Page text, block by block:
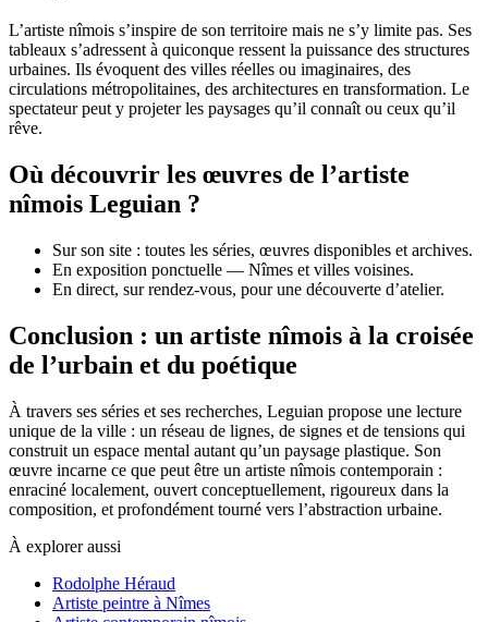
L’artiste nîmois s’inspire de son territoire mais ne s’y limite pas. Ses
tableaux s’adressent à quiconque ressent la puissance des structures
urbaines. Ils évoquent des villes réelles ou imaginaires, des
circulations métropolitaines, des architectures en transformation. Le
spectateur peut y projeter les paysages qu’il connaît ou ceux qu’il
rêve.
Où découvrir les œuvres de l’artiste
nîmois Leguian ?
Sur son site : toutes les séries, œuvres disponibles et archives.
En exposition ponctuelle — Nîmes et villes voisines.
En direct, sur rendez-vous, pour une découverte d’atelier.
Conclusion : un artiste nîmois à la croisée
de l’urbain et du poétique
À travers ses séries et ses recherches, Leguian propose une lecture
unique de la ville : un réseau de lignes, de signes et de tensions qui
construit un espace mental autant qu’un paysage plastique. Son
œuvre incarne ce que peut être un artiste nîmois contemporain :
enraciné localement, ouvert conceptuellement, rigoureux dans la
composition, et profondément tourné vers l’abstraction urbaine.
À explorer aussi
Rodolphe Héraud
Artiste peintre à Nîmes